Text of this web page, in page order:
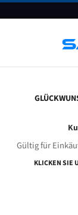
für
Gültig für
KLICKEN SIE